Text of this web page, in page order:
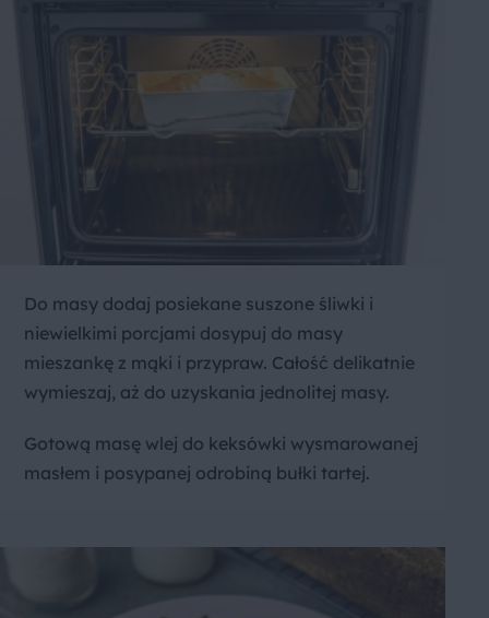
Do masy dodaj posiekane suszone śliwki i
niewielkimi porcjami dosypuj do masy
mieszankę z mąki i przypraw. Całość delikatnie
wymieszaj, aż do uzyskania jednolitej masy.
Gotową masę wlej do keksówki wysmarowanej
masłem i posypanej odrobiną bułki tartej.